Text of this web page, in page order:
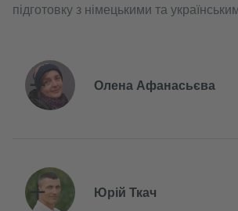
підготовку з німецькими та
Олена Афанасьєва
Юрій Ткач